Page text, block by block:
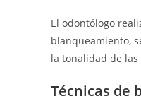
El odontólogo
blanqueamiento,
la tonalidad de
Técnicas de